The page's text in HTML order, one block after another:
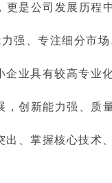
是公司发展历程
强、专注细分市
业具有较高专业
创新能力强、质
、掌握核心技术